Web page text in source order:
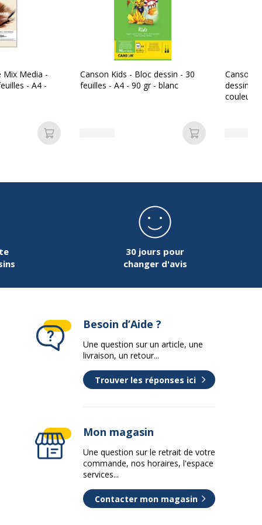
Mix Media -
- A4 -
Ajouter au panier
Canson Kids - Bloc dessin - 30
feuilles - A4 - 90 gr - blanc
Ajouter au
Canson
dessin -
couleurs
30 jours pour
changer d'avis
Besoin d’Aide ?
Une question sur un article, une
livraison, un retour...
Trouver les réponses ici
Mon magasin
Une question sur le retrait de votre
commande, nos horaires, l'espace
services...
Contacter mon magasin